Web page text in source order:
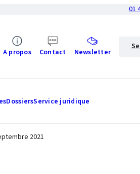
01
A propos Contact Newsletter
DossiersService juridique
2021